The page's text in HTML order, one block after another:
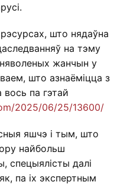
што нядаўна
на тэму
жанчын у
што азнаёміцца з
па гэтай
2025/06/25/13600/
яшчэ і тым, што
найбольш
спецыялісты далі
па іх экспертным